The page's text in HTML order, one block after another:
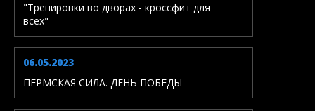
"Тренировки во дворах - кроссфит для
всех"
06.05.2023
ПЕРМСКАЯ СИЛА. ДЕНЬ ПОБЕДЫ